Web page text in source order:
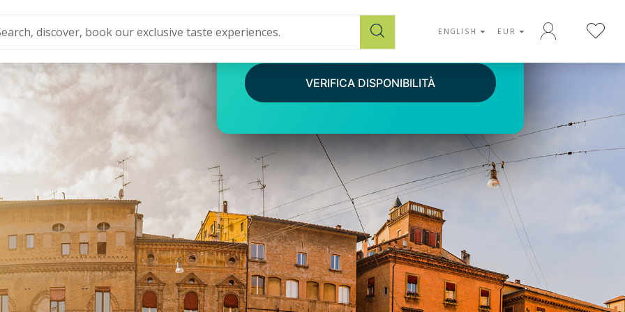
ENGLISH EUR
TIME 3 HOURS
VERIFICA DISPONIBILITÀ